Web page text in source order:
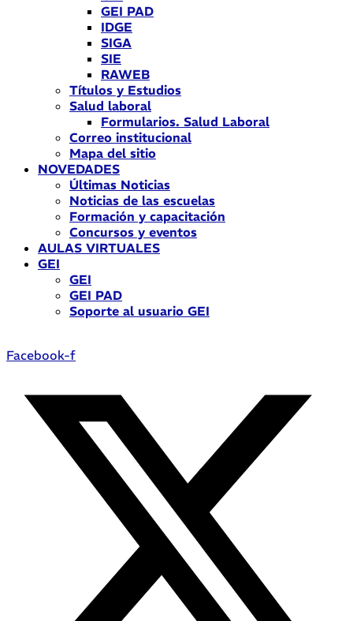
GEI PAD
IDGE
SIGA
SIE
RAWEB
Títulos y Estudios
Salud laboral
Formularios. Salud Laboral
Correo institucional
Mapa del sitio
NOVEDADES
Últimas Noticias
Noticias de las escuelas
Formación y capacitación
Concursos y eventos
AULAS VIRTUALES
GEI
GEI
GEI PAD
Soporte al usuario GEI
Facebook-f